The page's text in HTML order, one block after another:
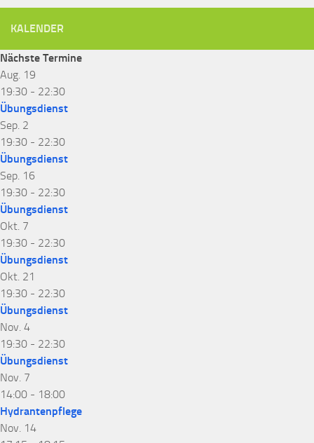
KALENDER
Nächste Termine
Aug. 19
19:30 - 22:30
Übungsdienst
Sep. 2
19:30 - 22:30
Übungsdienst
Sep. 16
19:30 - 22:30
Übungsdienst
Okt. 7
19:30 - 22:30
Übungsdienst
Okt. 21
19:30 - 22:30
Übungsdienst
Nov. 4
19:30 - 22:30
Übungsdienst
Nov. 7
14:00 - 18:00
Hydrantenpflege
Nov. 14